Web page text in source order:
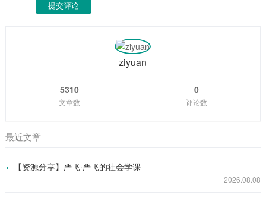
提交评论
ziyuan
5310
文章数
0
评论数
最近文章
【资源分享】严飞·严飞的社会学课
2026.08.08